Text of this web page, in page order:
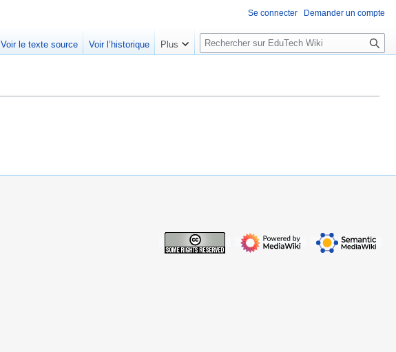
Se connecter Demander un compte
Voir le texte source Voir l’historique Plus
R
e
e